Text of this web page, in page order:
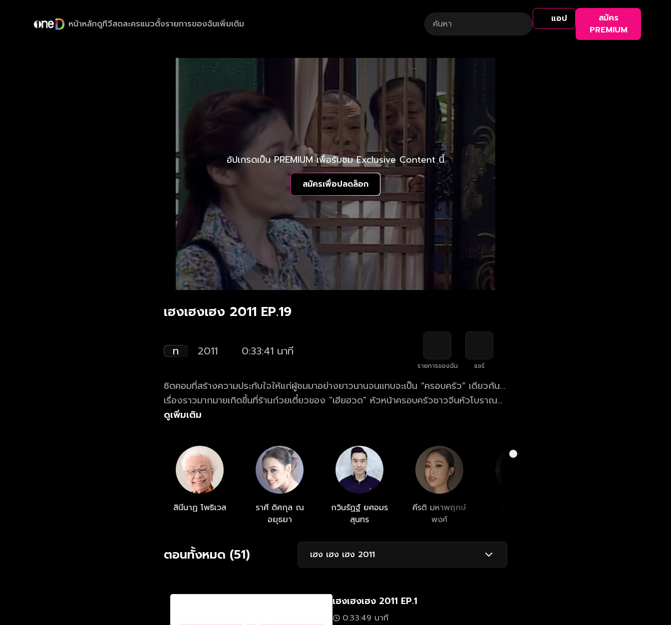
หน้าหลักดูทีวีสดละครแนวตั้งรายการของฉันเพิ่มเติม แอป
สมัคร
PREMIUM
อัปเกรดเป็น PREMIUM เพื่อรับชม Exclusive Content นี้
สมัครเพื่อปลดล็อก
เฮงเฮงเฮง 2011 EP.19
ท 2011 0:33:41 นาที
รายการของฉัน แชร์
ซิตคอมที่สร้างความประทับใจให้แก่ผู้ชมมาอย่างยาวนานจนแทบจะเป็น “ครอบครัว” เดียวกัน...
เรื่องราวมากมายเกิดขึ้นที่ร้านก๋วยเตี๋ยวของ "เฮียฮวด" หัวหน้าครอบครัวชาวจีนหัวโบราณ
แต่เมื่อยุคสมัยเริ่มเปลี่ยนไป และลูกหลานเริ่มเติบโตจนสร้างเรื่องน่าปวดหัวแทบทุกวัน เขาจะ
ดูเพิ่มเติม
สินีนาฏ โพธิเวส
ราศี ดิศกุล ณ
อยุธยา
กวินรัฏฐ์ ยศอมร
สุนทร
คีรติ มหาพฤกษ์
พงศ์
ตอนทั้งหมด (51) เฮง เฮง เฮง 2011
เฮงเฮงเฮง 2011 EP.1
0:33:49 นาที